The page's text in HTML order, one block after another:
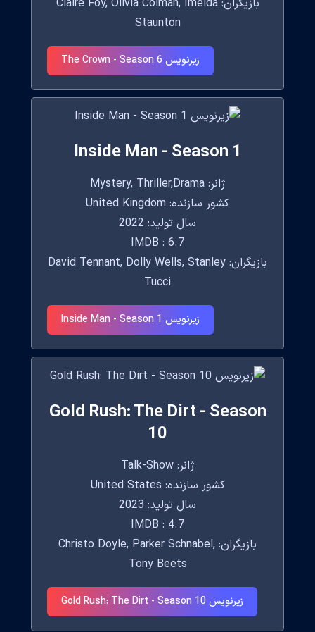
Staunton
زیرنویس The Crown - Season 6
Inside Man - Season 1
ژانر: Mystery, Thriller,Drama
کشور سازنده: United Kingdom
سال تولید: 2022
IMDB : 6.7
بازیگران: David Tennant, Dolly Wells, Stanley
Tucci
زیرنویس Inside Man - Season 1
Gold Rush: The Dirt - Season
10
ژانر: Talk-Show
کشور سازنده: United States
سال تولید: 2023
IMDB : 4.7
بازیگران: Christo Doyle, Parker Schnabel,
Tony Beets
زیرنویس Gold Rush: The Dirt - Season 10